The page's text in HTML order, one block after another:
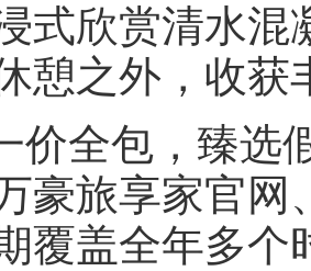
式欣赏清水混
憩之外，收获
全包，臻选假
豪旅享家官网
覆盖全年多个